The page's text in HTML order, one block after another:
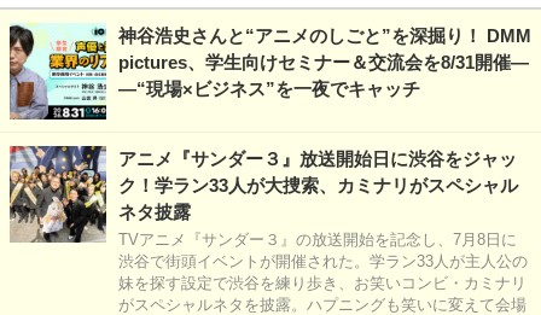
神谷浩史さんと“アニメのしごと”を深掘り！ DMM
pictures、学生向けセミナー＆交流会を8/31開催―
―“現場×ビジネス”を一夜でキャッチ
アニメ『サンダー３』放送開始日に渋谷をジャッ
ク！学ラン33人が大捜索、カミナリがスペシャル
ネタ披露
TVアニメ『サンダー３』の放送開始を記念し、7月8日に
渋谷で街頭イベントが開催された。学ラン33人が主人公の
妹を探す設定で渋谷を練り歩き、お笑いコンビ・カミナリ
がスペシャルネタを披露。ハプニングも笑いに変えて会場